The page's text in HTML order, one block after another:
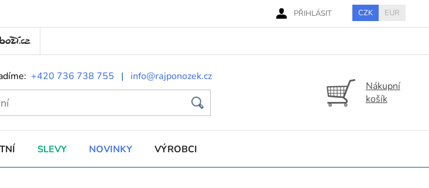
PŘIHLÁSIT CZK EUR
+420 736 738 755 | info@rajponozek.cz
Nákupní
košík
SLEVY NOVINKY VÝROBCI